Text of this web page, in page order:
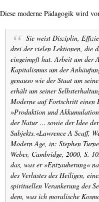
Diese moderne Pädagogik wird
Sie weist Disziplin,
drei der vielen Lektionen, die
eingeimpft hat. Arbeit um der
Kapitalismus um der
genauso wie der Staat um
erhält um seiner
Moderne auf Fortschritt einen
»Produktion und
der Natur … sowie der Idee
Subjekts.«Lawrence A Scaff,
Modern Age, in: Stephen
Weber, Cambridge, 2000, S.
das, was er »Entzauberung«
des Verlustes des Heiligen,
spirituellen Verankerung des
dem, was ich moralische